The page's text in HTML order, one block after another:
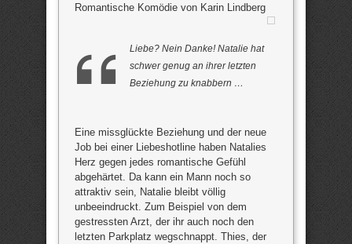
Romantische Komödie von Karin Lindberg
Liebe? Nein Danke! Natalie hat
schwer genug an ihrer letzten
Beziehung zu knabbern …
Eine missglückte Beziehung und der neue
Job bei einer Liebeshotline haben Natalies
Herz gegen jedes romantische Gefühl
abgehärtet. Da kann ein Mann noch so
attraktiv sein, Natalie bleibt völlig
unbeeindruckt. Zum Beispiel von dem
gestressten Arzt, der ihr auch noch den
letzten Parkplatz wegschnappt. Thies, der